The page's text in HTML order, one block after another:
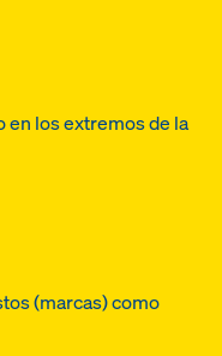
los extremos de la
(marcas) como